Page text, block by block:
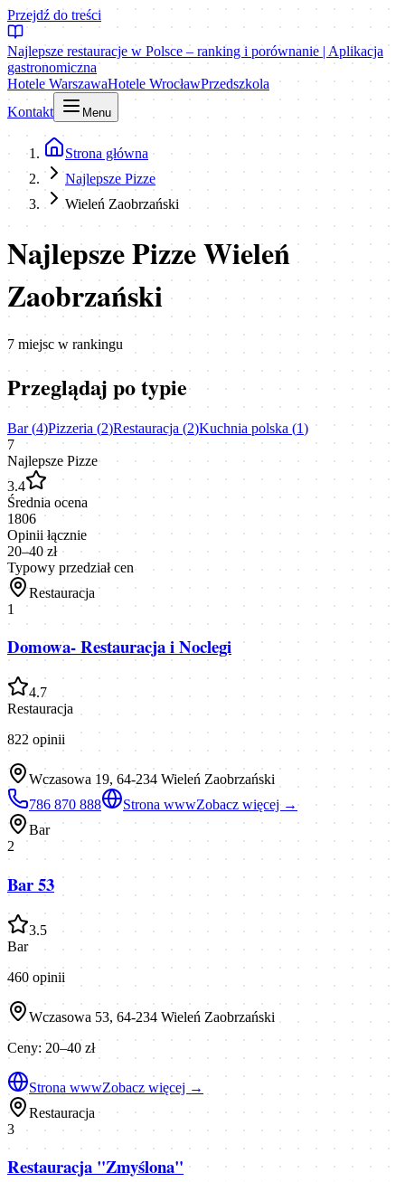
Przejdź do treści
Najlepsze restauracje w Polsce – ranking i porównanie | Aplikacja
gastronomiczna
Hotele WarszawaHotele WrocławPrzedszkola
Kontakt
Menu
Strona główna
Najlepsze Pizze
Wieleń Zaobrzański
Najlepsze Pizze Wieleń
Zaobrzański
7 miejsc w rankingu
Przeglądaj po typie
Bar (4)Pizzeria (2)Restauracja (2)Kuchnia polska (1)
7
Najlepsze Pizze
3.4
Średnia ocena
1806
Opinii łącznie
20–40 zł
Typowy przedział cen
Restauracja
1
Domowa- Restauracja i Noclegi
4.7
Restauracja
822 opinii
Wczasowa 19, 64-234 Wieleń Zaobrzański
786 870 888
Strona wwwZobacz więcej →
Bar
2
Bar 53
3.5
Bar
460 opinii
Wczasowa 53, 64-234 Wieleń Zaobrzański
Ceny: 20–40 zł
Strona wwwZobacz więcej →
Restauracja
3
Restauracja "Zmyślona"